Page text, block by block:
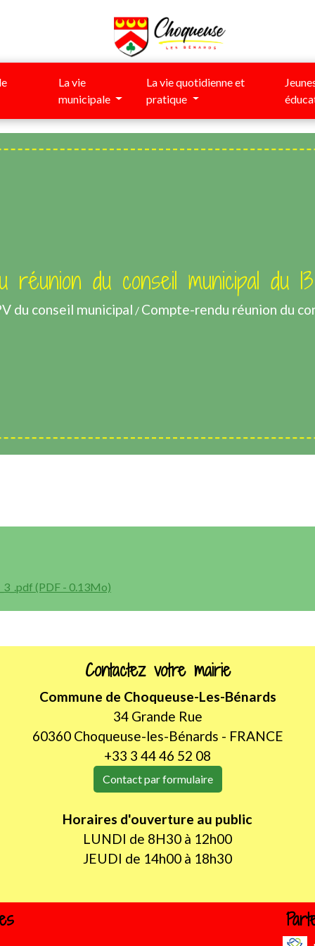
La vie
municipale
La vie quotidienne et
pratique
réunion du conseil municipal du
du conseil municipal / Compte-rendu réunion du
(PDF - 0.13Mo)
Contactez votre mairie
Commune de Choqueuse-Les-Bénards
34 Grande Rue
60360 Choqueuse-les-Bénards - FRANCE
+33 3 44 46 52 08
Contact par formulaire
Horaires d'ouverture au public
LUNDI de 8H30 à 12h00
JEUDI de 14h00 à 18h30